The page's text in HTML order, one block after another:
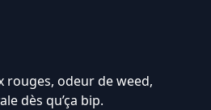
rouges, odeur de weed,
dès qu’ça bip.